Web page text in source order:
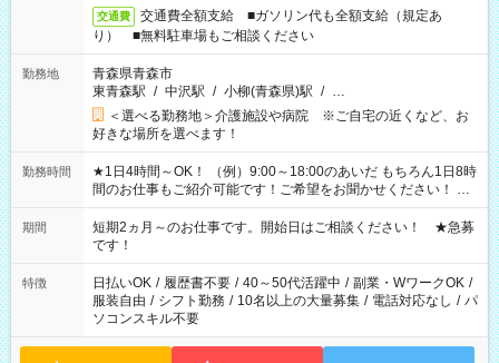
交通費
交通費全額支給 ■ガソリン代も全額支給（規定あ
り） ■無料駐車場もご相談ください
勤務地
青森県青森市
東青森駅 / 中沢駅 / 小柳(青森県)駅 / …
＜選べる勤務地＞介護施設や病院 ※ご自宅の近くなど、お
好きな場所を選べます！
勤務時間
★1日4時間～OK！ （例）9:00～18:00のあいだ もちろん1日8時
間のお仕事もご紹介可能です！ご希望をお聞かせください！ ★
家庭の都合でお休みが必要な場合も遠慮なくご相談ください。
※週最低15時間以上の勤務が必要です
期間
短期2ヵ月～のお仕事です。開始日はご相談ください！ ★急募
です！
特徴 日払いOK / 履歴書不要 / 40～50代活躍中 / 副業・WワークOK /
服装自由 / シフト勤務 / 10名以上の大量募集 / 電話対応なし / パ
ソコンスキル不要